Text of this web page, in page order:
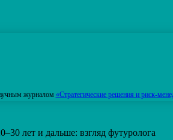
журналом «Стратегические решения и риск-
лет и дальше: взгляд футуролога